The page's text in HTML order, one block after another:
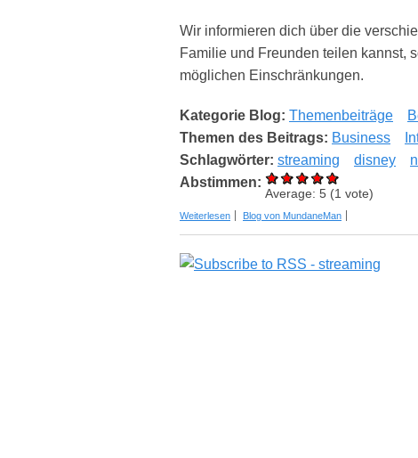
Wir informieren dich über die
Familie und Freunden teilen kannst,
möglichen Einschränkungen.
Kategorie Blog: Themenbeiträge
Themen des Beitrags: Business
Schlagwörter: streaming disney
Abstimmen:
Average: 5 (1 vote)
Weiterlesen über Was du über das Teilen von Disney
Blog von MundaneMan